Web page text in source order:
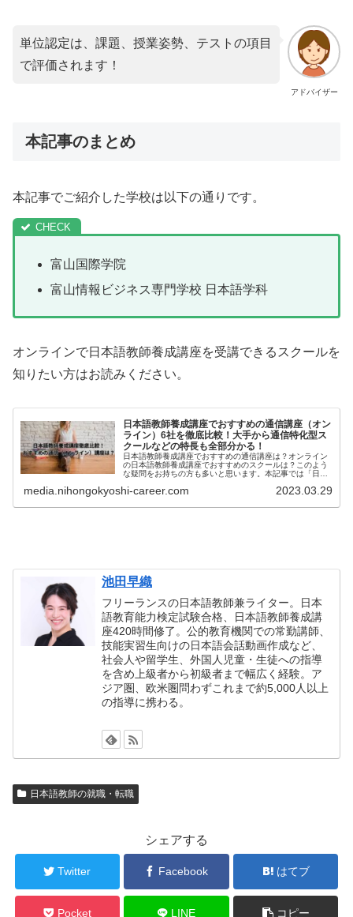
アドバイザー
単位認定は、課題、授業姿勢、テストの項目
で評価されます！
本記事のまとめ
本記事でご紹介した学校は以下の通りです。
富山国際学院
富山情報ビジネス専門学校 日本語学科
オンラインで日本語教師養成講座を受講できるスクールを
知りたい方はお読みください。
日本語教師養成講座でおすすめの通信講座（オン
ライン）6社を徹底比較！大手から通信特化型ス
クールなどの特長も全部分かる！
日本語教師養成講座でおすすめの通信講座は？オンライン
の日本語教師養成講座でおすすめのスクールは？このよう
な疑問をお持ちの方も多いと思います。本記事では「日本
media.nihongokyoshi-career.com 2023.03.29
池田早織
フリーランスの日本語教師兼ライター。日本
語教育能力検定試験合格、日本語教師養成講
座420時間修了。公的教育機関での常勤講師、
技能実習生向けの日本語会話動画作成など、
社会人や留学生、外国人児童・生徒への指導
を含め上級者から初級者まで幅広く経験。ア
ジア圏、欧米圏問わずこれまで約5,000人以上
の指導に携わる。
日本語教師の就職・転職
シェアする
Twitter Facebook はてブ
Pocket LINE コピー